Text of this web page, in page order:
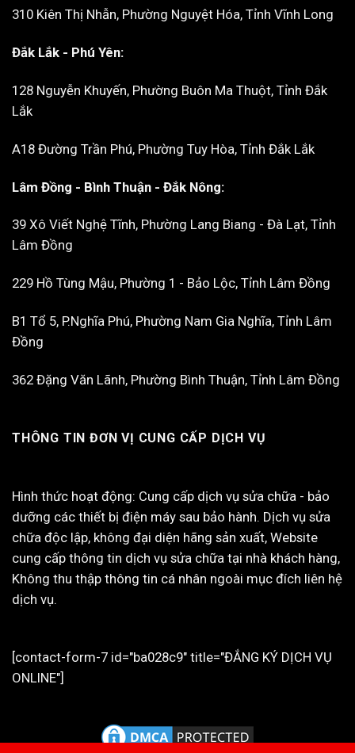
310 Kiên Thị Nhẫn, Phường Nguyệt Hóa, Tỉnh Vĩnh Long
Đắk Lắk - Phú Yên:
128 Nguyễn Khuyến, Phường Buôn Ma Thuột, Tỉnh Đắk
Lắk
A18 Đường Trần Phú, Phường Tuy Hòa, Tỉnh Đắk Lắk
Lâm Đồng - Bình Thuận - Đắk Nông:
39 Xô Viết Nghệ Tĩnh, Phường Lang Biang - Đà Lạt, Tỉnh
Lâm Đồng
229 Hồ Tùng Mậu, Phường 1 - Bảo Lộc, Tỉnh Lâm Đồng
B1 Tổ 5, P.Nghĩa Phú, Phường Nam Gia Nghĩa, Tỉnh Lâm
Đồng
362 Đặng Văn Lãnh, Phường Bình Thuận, Tỉnh Lâm Đồng
THÔNG TIN ĐƠN VỊ CUNG CẤP DỊCH VỤ
Hình thức hoạt động: Cung cấp dịch vụ sửa chữa - bảo
dưỡng các thiết bị điện máy sau bảo hành. Dịch vụ sửa
chữa độc lập, không đại diện hãng sản xuất, Website
cung cấp thông tin dịch vụ sửa chữa tại nhà khách hàng,
Không thu thập thông tin cá nhân ngoài mục đích liên hệ
dịch vụ.
[contact-form-7 id="ba028c9" title="ĐẮNG KÝ DỊCH VỤ
ONLINE"]